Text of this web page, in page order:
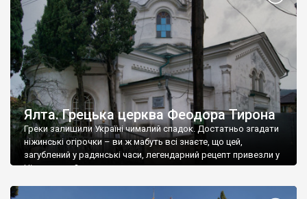
Ялта. Грецька церква Феодора Тирона
Греки залишили Україні чималий спадок. Достатньо згадати
ніжинські огірочки – ви ж мабуть всі знаєте, що цей,
загублений у радянські часи, легендарний рецепт привезли у
Ніжин греки?